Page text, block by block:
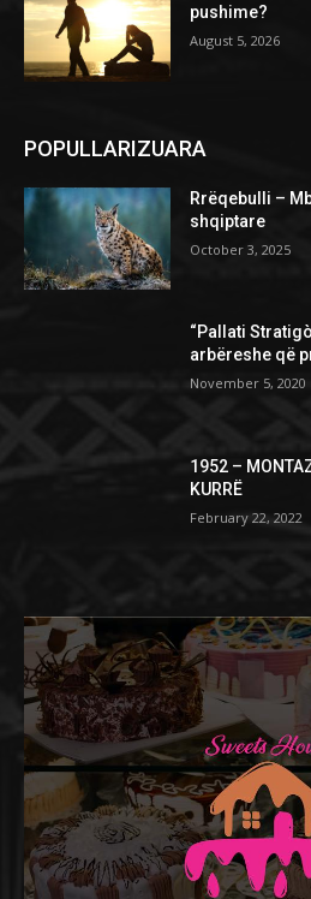
pushime?
August 5, 2026
POPULLARIZUARA
Rrëqebulli –
shqiptare
October 3, 2025
“Pallati
arbëreshe që
November 5, 2020
1952 –
KURRË
February 22, 2022